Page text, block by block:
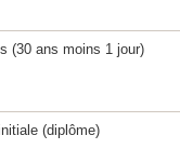
(30 ans moins 1 jour)
(diplôme)